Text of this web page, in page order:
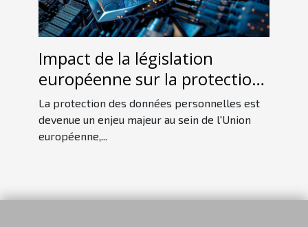
Impact de la législation
européenne sur la protection
des données personnelles
La protection des données personnelles est
devenue un enjeu majeur au sein de l'Union
européenne,...